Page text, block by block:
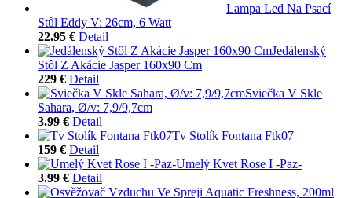
Lampa Led Na Psací
Stůl Eddy V: 26cm, 6 Watt
22.95 € Detail
Jedálenský
Stôl Z Akácie Jasper 160x90 Cm
229 € Detail
Sviečka V Skle
Sahara, Ø/v: 7,9/9,7cm
3.99 € Detail
Tv Stolík Fontana Ftk07
159 € Detail
Umelý Kvet Rose I -Paz-
3.99 € Detail